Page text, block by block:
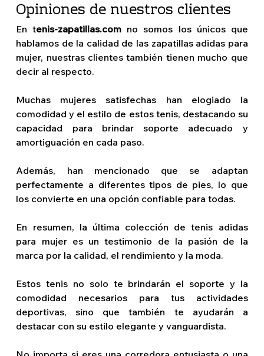
Opiniones de nuestros clientes
En tenis-zapatillas.com no somos los únicos que
hablamos de la calidad de las zapatillas adidas para
mujer, nuestras clientes también tienen mucho que
decir al respecto.
Muchas mujeres satisfechas han elogiado la
comodidad y el estilo de estos tenis, destacando su
capacidad para brindar soporte adecuado y
amortiguación en cada paso.
Además, han mencionado que se adaptan
perfectamente a diferentes tipos de pies, lo que
los convierte en una opción confiable para todas.
En resumen, la última colección de tenis adidas
para mujer es un testimonio de la pasión de la
marca por la calidad, el rendimiento y la moda.
Estos tenis no solo te brindarán el soporte y la
comodidad necesarios para tus actividades
deportivas, sino que también te ayudarán a
destacar con su estilo elegante y vanguardista.